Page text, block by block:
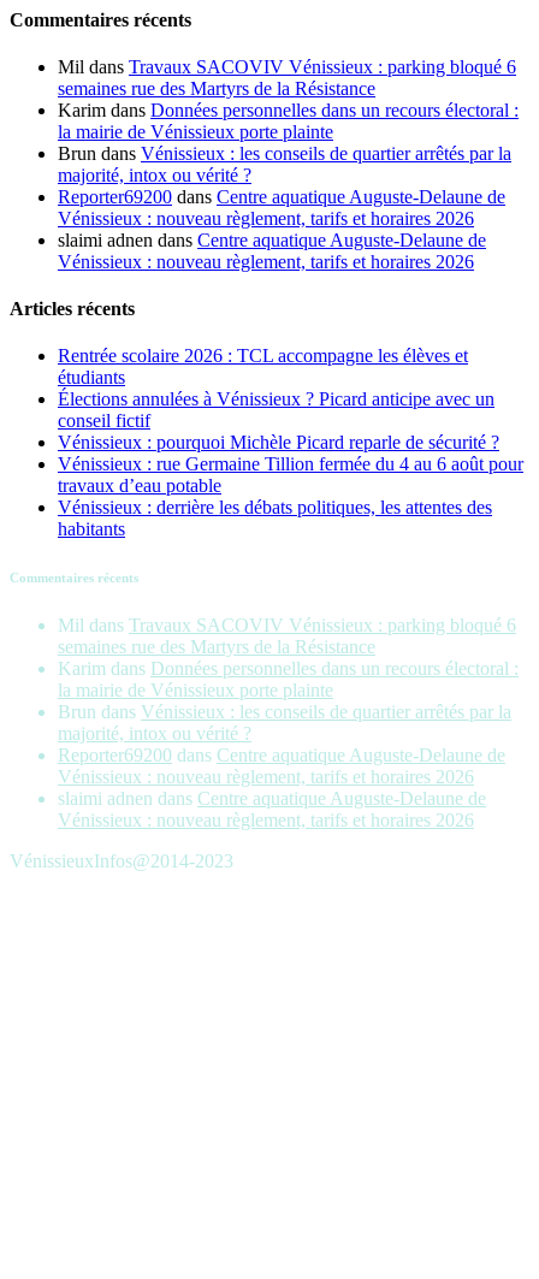
Commentaires récents
Mil dans Travaux SACOVIV Vénissieux : parking bloqué 6
semaines rue des Martyrs de la Résistance
Karim dans Données personnelles dans un recours électoral :
la mairie de Vénissieux porte plainte
Brun dans Vénissieux : les conseils de quartier arrêtés par la
majorité, intox ou vérité ?
Reporter69200 dans Centre aquatique Auguste-Delaune de
Vénissieux : nouveau règlement, tarifs et horaires 2026
slaimi adnen dans Centre aquatique Auguste-Delaune de
Vénissieux : nouveau règlement, tarifs et horaires 2026
Articles récents
Rentrée scolaire 2026 : TCL accompagne les élèves et
étudiants
Élections annulées à Vénissieux ? Picard anticipe avec un
conseil fictif
Vénissieux : pourquoi Michèle Picard reparle de sécurité ?
Vénissieux : rue Germaine Tillion fermée du 4 au 6 août pour
travaux d’eau potable
Vénissieux : derrière les débats politiques, les attentes des
habitants
Commentaires récents
Mil dans Travaux SACOVIV Vénissieux : parking bloqué 6
semaines rue des Martyrs de la Résistance
Karim dans Données personnelles dans un recours électoral :
la mairie de Vénissieux porte plainte
Brun dans Vénissieux : les conseils de quartier arrêtés par la
majorité, intox ou vérité ?
Reporter69200 dans Centre aquatique Auguste-Delaune de
Vénissieux : nouveau règlement, tarifs et horaires 2026
slaimi adnen dans Centre aquatique Auguste-Delaune de
Vénissieux : nouveau règlement, tarifs et horaires 2026
VénissieuxInfos@2014-2023